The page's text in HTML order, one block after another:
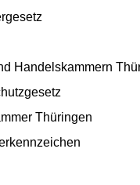
Handelskammern
Thüringen